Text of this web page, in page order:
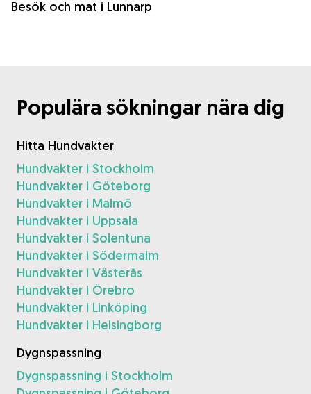
Besök och mat i Lunnarp
Populära sökningar nära dig
Hitta Hundvakter
Hundvakter i Stockholm
Hundvakter i Göteborg
Hundvakter i Malmö
Hundvakter i Uppsala
Hundvakter i Solentuna
Hundvakter i Södermalm
Hundvakter i Västerås
Hundvakter i Örebro
Hundvakter i Linköping
Hundvakter i Helsingborg
Dygnspassning
Dygnspassning i Stockholm